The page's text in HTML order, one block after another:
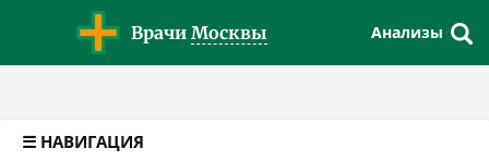
Врачи Москвы Анализы
☰ НАВИГАЦИЯ